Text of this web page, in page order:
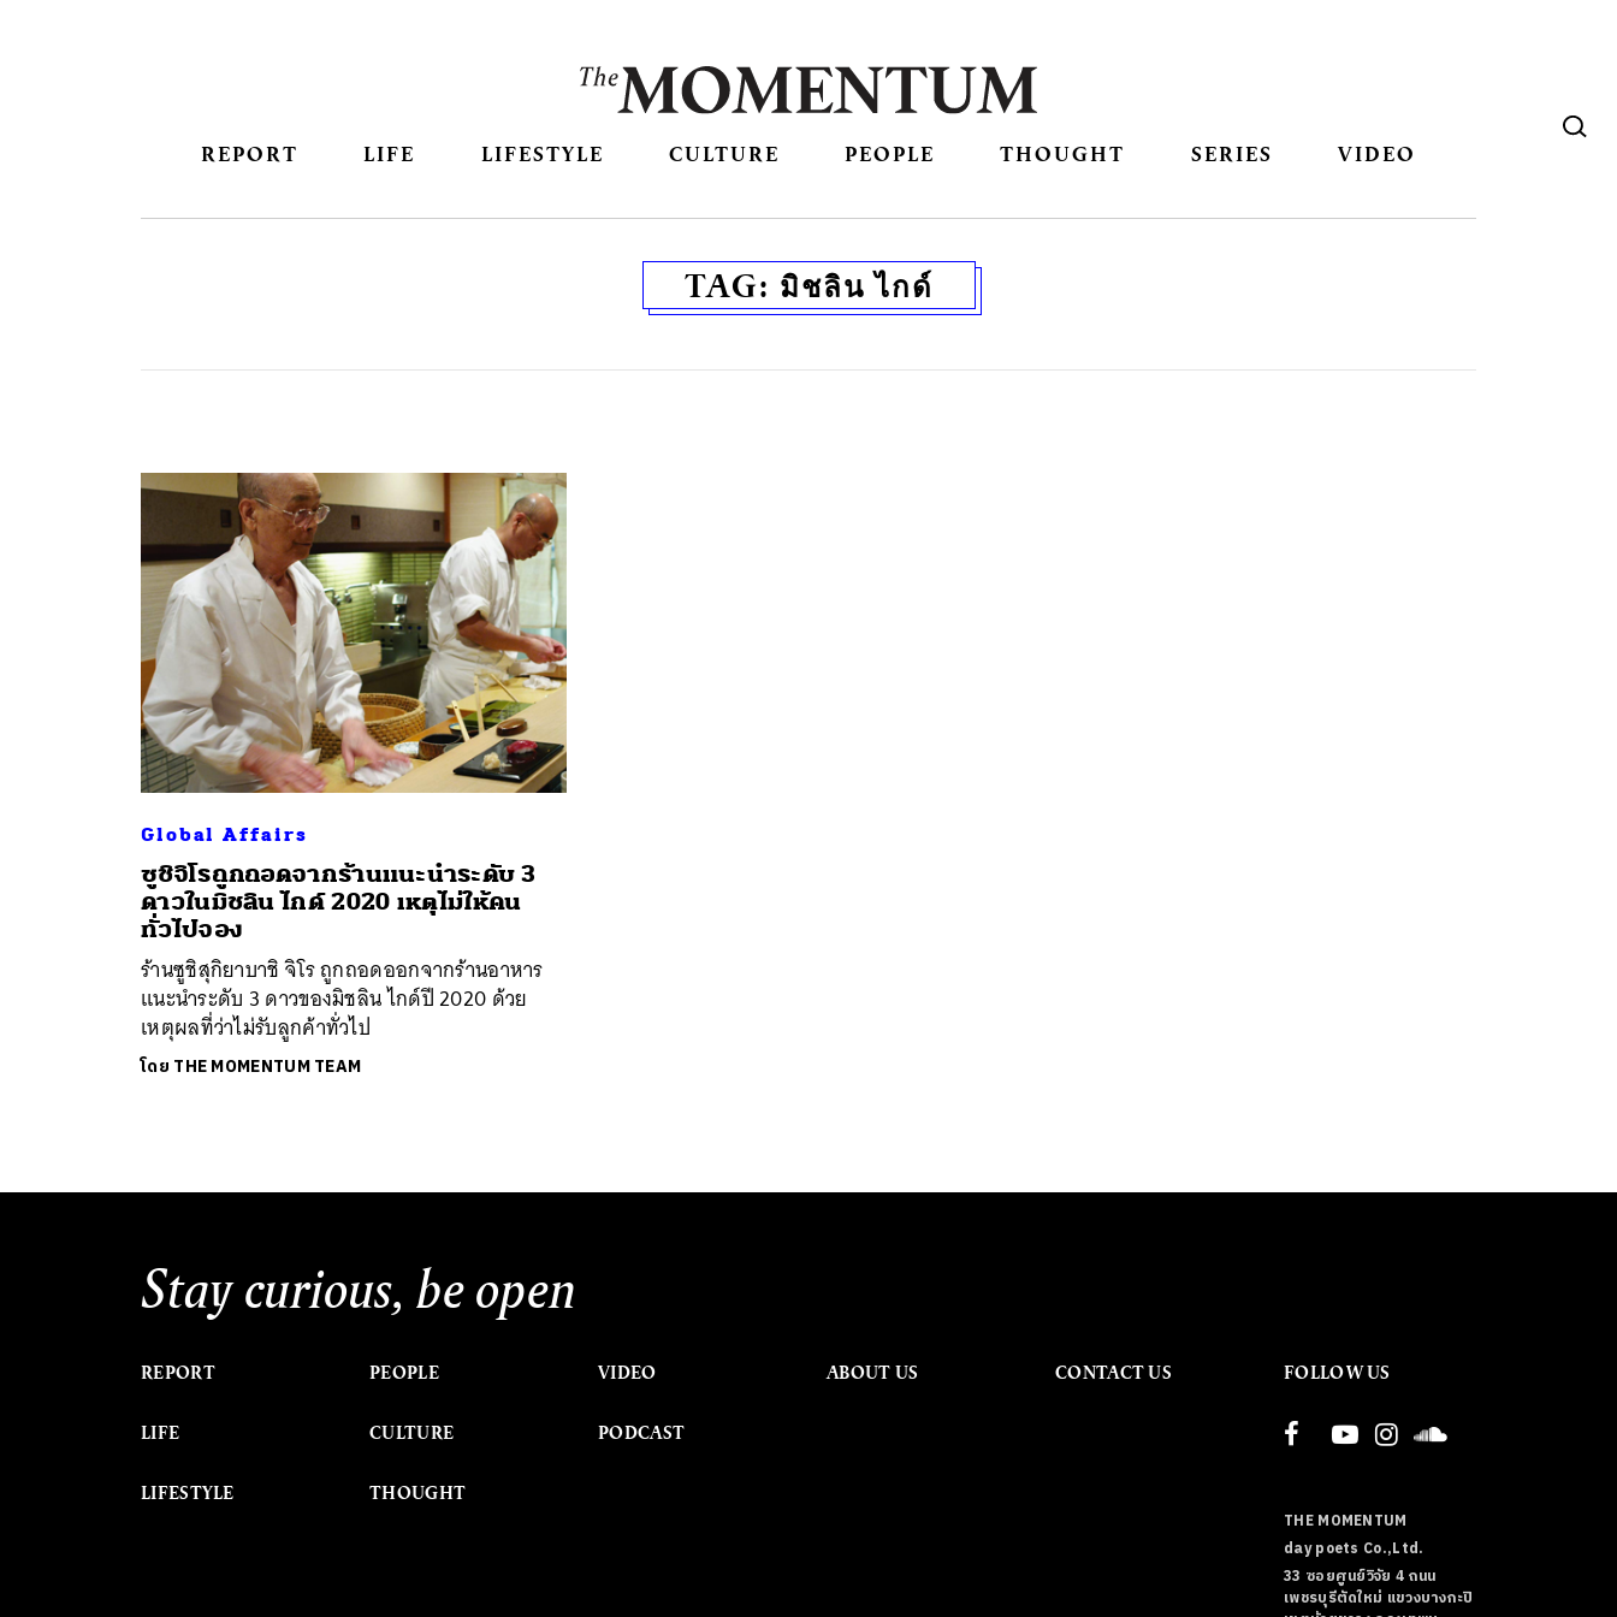
REPORT LIFE LIFESTYLE CULTURE PEOPLE THOUGHT SERIES VIDEO
TAG: มิชลิน ไกด์
Global Affairs
ซูชิจิโรถูกถอดจากร้านแนะนำระดับ 3
ดาวในมิชลิน ไกด์ 2020 เหตุไม่ให้คน
ทั่วไปจอง
ร้านซูชิสุกิยาบาชิ จิโร ถูกถอดออกจากร้านอาหาร
แนะนำระดับ 3 ดาวของมิชลิน ไกด์ปี 2020 ด้วย
เหตุผลที่ว่าไม่รับลูกค้าทั่วไป
โดย THE MOMENTUM TEAM
Stay curious, be open
REPORT
LIFE
LIFESTYLE
PEOPLE
CULTURE
THOUGHT
VIDEO
PODCAST
ABOUT US CONTACT US FOLLOW US
THE MOMENTUM
day poets Co.,Ltd.
33 ซอยศูนย์วิจัย 4 ถนน
เพชรบุรีตัดใหม่ แขวงบางกะปิ